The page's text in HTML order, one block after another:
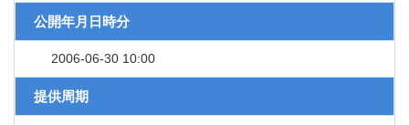
公開年月日時分
2006-06-30 10:00
提供周期